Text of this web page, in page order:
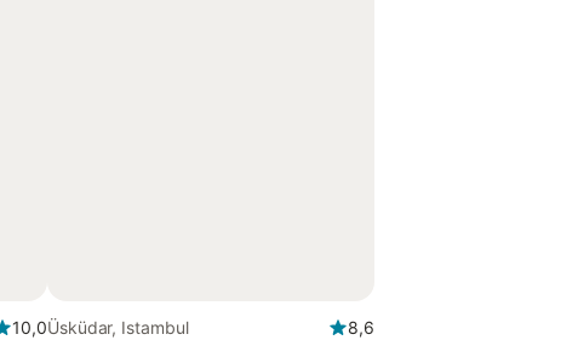
10,0Üsküdar, Istambul
8,6